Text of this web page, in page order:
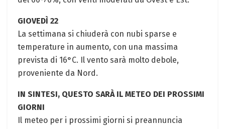
GIOVEDÌ 22
La settimana si chiuderà con nubi sparse e
temperature in aumento, con una massima
prevista di 16°C. Il vento sarà molto debole,
proveniente da Nord.
IN SINTESI, QUESTO SARÀ IL METEO DEI PROSSIMI
GIORNI
Il meteo per i prossimi giorni si preannuncia